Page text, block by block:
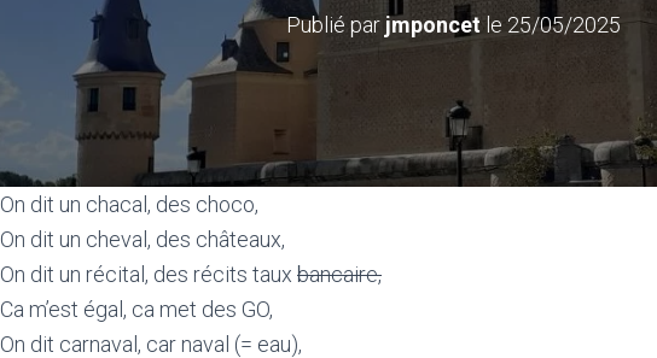
Publié par jmponcetle 25/05/2025
On dit un chacal, des choco,
On dit un cheval, des châteaux,
On dit un récital, des récits taux bancaire,
Ca m’est égal, ca met des GO,
On dit carnaval, car naval (= eau),